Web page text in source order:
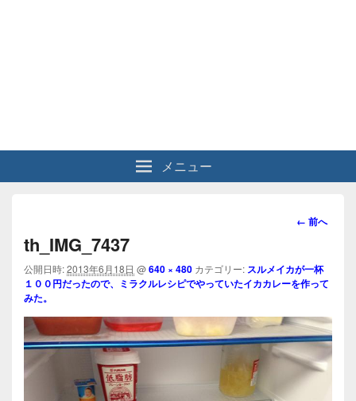
メニュー
画
ビ
ゲ
シ
ョ
ン
← 前へ
th_IMG_7437
公開日時:2013年6月18日 @640 × 480 カテゴリー: スルメイカが一杯
１００円だったので、ミラクルレシピでやっていたイカカレーを作って
みた。